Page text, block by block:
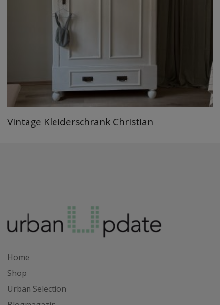
Vintage Kleiderschrank Christian
Home
Shop
Urban Selection